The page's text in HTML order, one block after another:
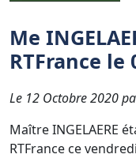
Me
RTFrance le
Le 12 Octobre 2020
Maître INGELAERE
RTFrance ce